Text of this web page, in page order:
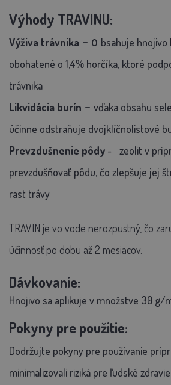
Výhody TRAVINU:
Výživa trávnika - o bsahuje hnojivo
obohatené o 1,4% horčíka, ktoré
trávnika
Likvidácia burín - vďaka obsahu
účinne odstraňuje dvojklíčnolistové
Prevzdušnenie pôdy - zeolit v
prevzdušňovať pôdu, čo zlepšuje jej
rast trávy
TRAVIN je vo vode nerozpustný, čo
účinnosť po dobu až 2 mesiacov.
Dávkovanie:
Hnojivo sa aplikuje v množstve 30 g/
Pokyny pre použitie:
Dodržujte pokyny pre používanie
minimalizovali riziká pre ľudské